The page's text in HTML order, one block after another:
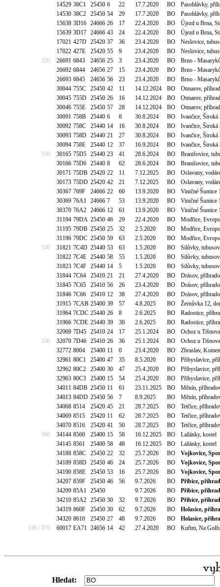
14529 38C1 25450 6 22 17.7.2020 BO
Pasohlávky,
14530 38C2 25450 54 29 17.7.2020 BO
Pasohlávky,
15638 3D16 24666 26 17 22.4.2020 BO
Újezd u Brna,
15639 3D17 24666 43 24 22.4.2020 BO
Újezd u Brna,
17021 427D 25420 37 36 23.4.2020 BO
Neslovice,
17022 427E 25420 55 9 23.4.2020 BO
Neslovice,
320
26691 6843 24656 25 3 23.4.2020 BO
Brno -
26692 6844 24656 27 15 23.4.2020 BO
Brno -
26693 6845 24656 56 23 23.4.2020 BO
Brno -
30044 755C 25450 42 11 14.12.2024 BO
Otmarov,
30045 755D 25450 26 16 14.12.2024 BO
Otmarov,
30046 755E 25450 57 28 14.12.2024 BO
Otmarov,
30091 758B 25440 6 8 30.8.2024 BO
Ivančice, Široká
30092 758C 25440 14 16 30.8.2024 BO
Ivančice, Široká
30093 758D 25440 21 27 30.8.2024 BO
Ivančice, Široká
30094 758E 25440 12 37 16.9.2024 BO
Ivančice, Široká
330
30165 75D5 25440 23 41 28.6.2024 BO
Branišovice,
30166 75D6 25440 8 62 28.6.2024 BO
Branišovice,
30171 75DB 25420 22 11 7.12.2025 BO
Oslavany,
30173 75DD 25420 42 21 7.12.2025 BO
Oslavany,
30367 769F 24666 22 60 13.9.2020 BO
Viničné Šumice
30369 76A1 24666 7 53 13.9.2020 BO
Viničné Šumice
30370 76A2 24666 12 61 13.9.2020 BO
Viničné Šumice
31194 79DA 25450 46 29 22.4.2020 BO
Modřice,
31195 79DB 25450 25 32 2.5.2020 BO
Modřice,
31196 79DC 25450 59 63 2.5.2020 BO
Modřice,
340
31821 7C4D 25440 53 63 1.5.2020 BO
Silůvky,
31822 7C4E 25440 58 55 1.5.2020 BO
Silůvky,
31823 7C4F 25440 14 5 1.5.2020 BO
Silůvky,
31844 7C64 25410 21 21 27.4.2020 BO
Drásov,
31845 7C65 25410 56 26 23.4.2020 BO
Drásov,
31846 7C66 25410 12 38 27.4.2020 BO
Drásov,
31915 7CAB 25400 39 57 4.8.2025 BO
Žernůvka 12,
31964 7CDC 25440 26 8 2.6.2025 BO
Radostice,
31966 7CDE 25440 39 30 2.6.2025 BO
Radostice,
32069 7D45 25410 24 17 25.1.2024 BO
Ochoz u
350
32070 7D46 25410 26 36 25.1.2024 BO
Ochoz u
32772 8004 25400 11 0 23.4.2020 BO
Zbraslav,
32961 80C1 25400 47 35 8.5.2020 BO
Přibyslavice,
32962 80C2 25400 30 47 25.4.2020 BO
Přibyslavice,
32963 80C3 25400 15 54 25.4.2020 BO
Přibyslavice,
34011 84DB 25450 11 61 23.11.2025 BO
Měnín,
34013 84DD 25450 56 7 8.9.2025 BO
Měnín,
34068 8514 25420 45 21 28.7.2025 BO
Tetčice,
34069 8515 25420 11 62 28.7.2025 BO
Tetčice,
34070 8516 25420 41 50 28.7.2025 BO
Tetčice,
360
34144 8560 25400 15 58 16.12.2025 BO
Lažánky, kostel
34145 8561 25400 58 48 16.12.2025 BO
Lažánky, kostel
34188 858C 25450 22 32 25.7.2026 BO
Vojkovice,
34189 858D 25450 46 24 25.7.2026 BO
Vojkovice,
34190 858E 25450 53 16 25.7.2026 BO
Vojkovice,
34207 859F 25450 46 56 9.7.2026 BO
Přibice,
34209 85A1 25450 9.7.2026 BO
Přibice,
34210 85A2 25450 30 32 9.7.2026 BO
Přibice,
34319 860F 25450 30 62 9.7.2026 BO
Holasice,
34320 8610 25450 27 48 9.7.2026 BO
Holasice,
138 / 370
60017 EA71 24656 14 42 27.4.2020 BO Kuřim, Na
Hledat: